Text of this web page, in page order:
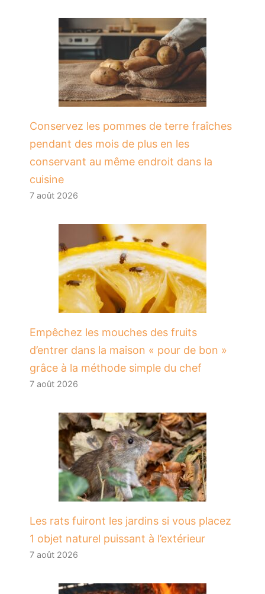
Conservez les pommes de terre fraîches
pendant des mois de plus en les
conservant au même endroit dans la
cuisine
7 août 2026
​Empêchez les mouches des fruits
d’entrer dans la maison « pour de bon »
grâce à la méthode simple du chef
7 août 2026
Les rats fuiront les jardins si vous placez
1 objet naturel puissant à l’extérieur
7 août 2026